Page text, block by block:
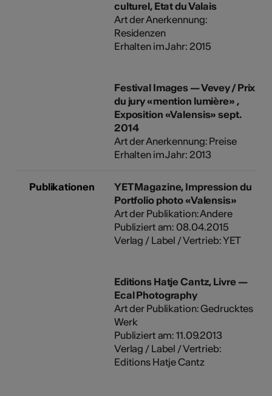
culturel, Etat du Valais
Art der Anerkennung:
Residenzen
Erhalten im Jahr: 2015
Festival Images — Vevey / Prix
du jury «mention lumière» ,
Exposition «Valensis» sept.
2014
Art der Anerkennung: Preise
Erhalten im Jahr: 2013
Publikationen
YET Magazine, Impression du
Portfolio photo «Valensis»
Art der Publikation: Andere
Publiziert am: 08.04.2015
Verlag / Label / Vertrieb: YET
Editions Hatje Cantz, Livre —
Ecal Photography
Art der Publikation: Gedrucktes
Werk
Publiziert am: 11.09.2013
Verlag / Label / Vertrieb:
Editions Hatje Cantz